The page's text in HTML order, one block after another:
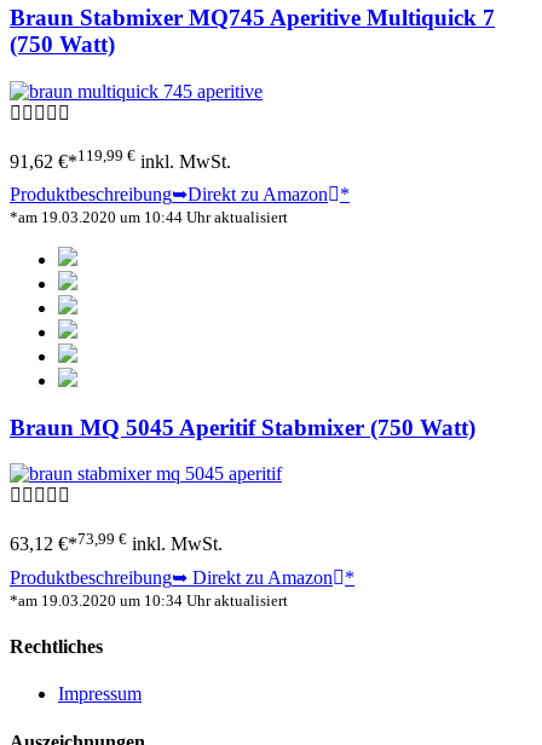
Braun Stabmixer MQ745 Aperitive Multiquick 7
(750 Watt)
91,62 €*119,99 € inkl. MwSt.
Produktbeschreibung➥Direkt zu Amazon *
*am 19.03.2020 um 10:44 Uhr aktualisiert
Braun MQ 5045 Aperitif Stabmixer (750 Watt)
63,12 €*73,99 € inkl. MwSt.
Produktbeschreibung➥ Direkt zu Amazon *
*am 19.03.2020 um 10:34 Uhr aktualisiert
Rechtliches
Impressum